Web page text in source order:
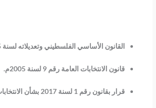
القانون الأساسي الفلسطيني وتعديلاته لسنة 2005م.
قانون الانتخابات العامة رقم 9 لسنة 2005م.
قرار بقانون رقم 1 لسنة 2017 بشأن الانتخابات العامة.